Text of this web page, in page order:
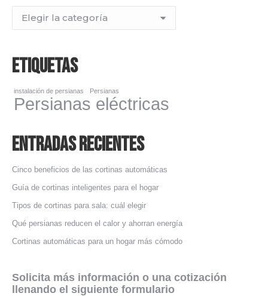
Etiquetas
instalación de persianas Persianas
Persianas eléctricas
Entradas Recientes
Cinco beneficios de las cortinas automáticas
Guía de cortinas inteligentes para el hogar
Tipos de cortinas para sala: cuál elegir
Qué persianas reducen el calor y ahorran energía
Cortinas automáticas para un hogar más cómodo
Solicita más información o una cotización
llenando el siguiente formulario